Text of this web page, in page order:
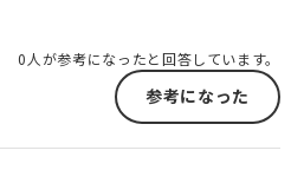
0人が参考になったと回答しています。
参考になった